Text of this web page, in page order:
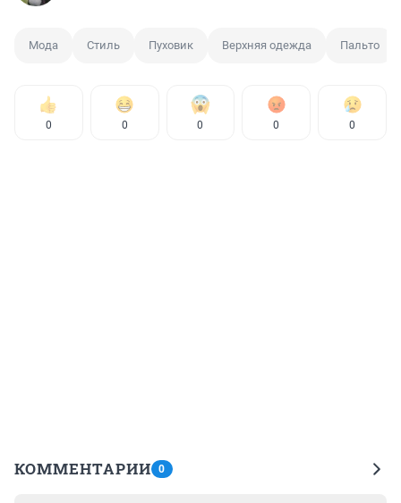
Мода Стиль Пуховик Верхняя одежда Пальто
0 0 0 0 0
КОММЕНТАРИИ 0